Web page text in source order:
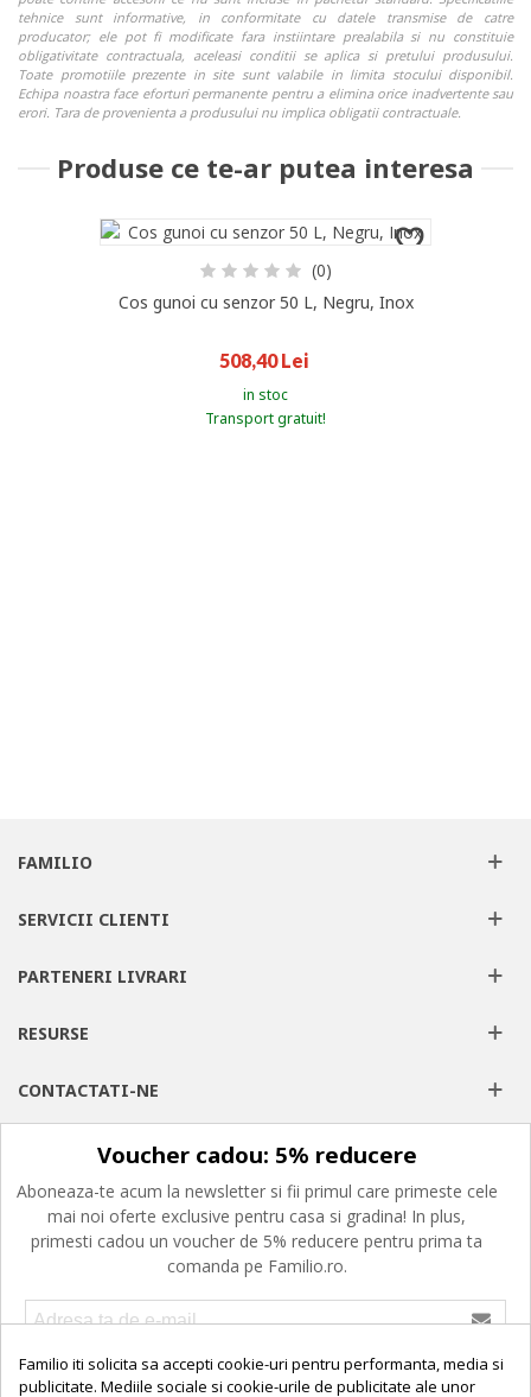
tehnice sunt informative, in conformitate cu datele transmise de catre
producator; ele pot fi modificate fara instiintare prealabila si nu constituie
obligativitate contractuala, aceleasi conditii se aplica si pretului produsului.
Toate promotiile prezente in site sunt valabile in limita stocului disponibil.
Echipa noastra face eforturi permanente pentru a elimina orice inadvertente sau
erori. Tara de provenienta a produsului nu implica obligatii contractuale.
Produse ce te-ar putea interesa
(0)
Cos gunoi cu senzor 50 L, Negru, Inox
508,40 Lei
in stoc
Transport gratuit!
FAMILIO
SERVICII CLIENTI
PARTENERI LIVRARI
RESURSE
CONTACTATI-NE
Voucher cadou: 5% reducere
Aboneaza-te acum la newsletter si fii primul care primeste cele
mai noi oferte exclusive pentru casa si gradina! In plus,
primesti cadou un voucher de 5% reducere pentru prima ta
comanda pe Familio.ro.
Confirm ca am peste 16 ani, am citit, am inteles si imi exprim
consimtamantul privind prelucrarea datelor cu caracter personal,
Familio iti solicita sa accepti cookie-uri pentru performanta, media si
publicitate. Mediile sociale si cookie-urile de publicitate ale unor